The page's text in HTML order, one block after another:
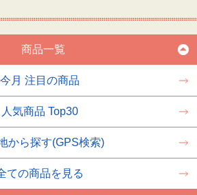
商品一覧
今月 注目の商品
人気商品 Top30
から探す(GPS検索)
ての商品を見る